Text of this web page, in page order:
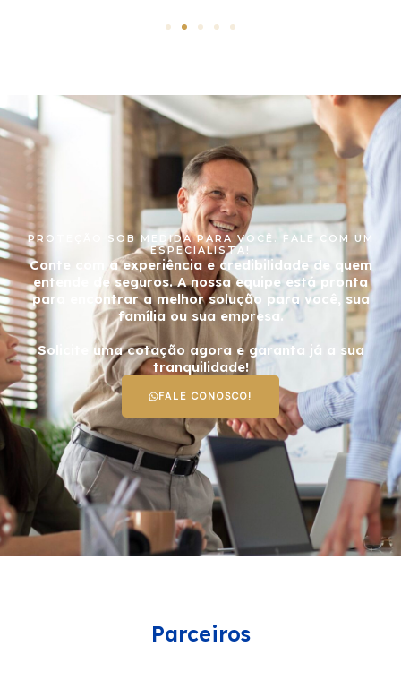
PROTEÇÃO SOB MEDIDA PARA VOCÊ. FALE COM UM
ESPECIALISTA!
Conte com a experiência e credibilidade de quem
entende de seguros. A nossa equipe está pronta
para encontrar a melhor solução para você, sua
família ou sua empresa.
Solicite uma cotação agora e garanta já a sua
tranquilidade!
FALE CONOSCO!
Parceiros